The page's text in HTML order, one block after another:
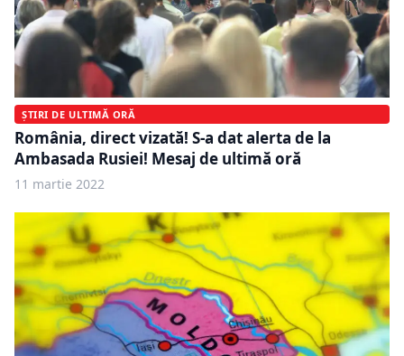
ȘTIRI DE ULTIMĂ ORĂ
România, direct vizată! S-a dat alerta de la
Ambasada Rusiei! Mesaj de ultimă oră
11 martie 2022